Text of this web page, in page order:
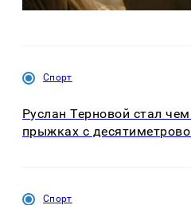
Спорт
Руслан Терновой стал
прыжках с
Спорт